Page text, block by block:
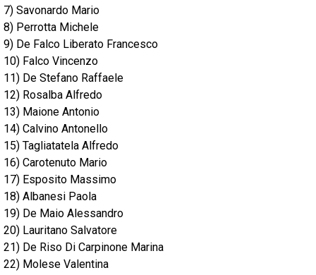
7) Savonardo Mario
8) Perrotta Michele
9) De Falco Liberato Francesco
10) Falco Vincenzo
11) De Stefano Raffaele
12) Rosalba Alfredo
13) Maione Antonio
14) Calvino Antonello
15) Tagliatatela Alfredo
16) Carotenuto Mario
17) Esposito Massimo
18) Albanesi Paola
19) De Maio Alessandro
20) Lauritano Salvatore
21) De Riso Di Carpinone Marina
22) Molese Valentina